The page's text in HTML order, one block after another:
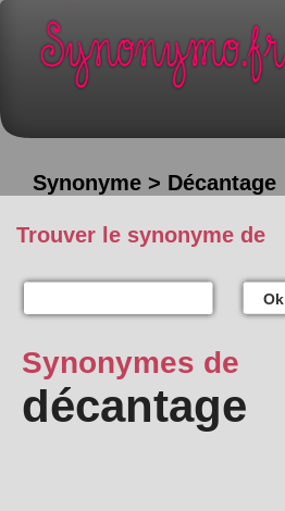
Synonyme > Décantage
Trouver le synonyme de
Ok
Synonymes de
décantage